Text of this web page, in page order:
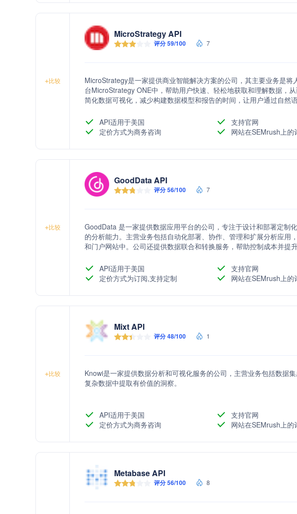
+比较
MicroStrategy API
评分 59/100 7
MicroStrategy是一家提供商业智能解决方案的公司，其主要业务是将
台MicroStrategy ONE中，帮助用户快速、轻松地获取和理解数据，
简化数据可视化，减少构建数据模型和报告的时间，让用户通过自然
API适用于美国
支持官网
定价方式为商务咨询
网站在SEMrush上的
+比较
GoodData API
评分 56/100 7
GoodData 是一家提供数据应用平台的公司，专注于设计和部署定制
的分析能力。主营业务包括自动化部署、协作、管理和扩展分析应用
和门户网站中。公司还提供数据联合和转换服务，帮助控制成本并提
API适用于美国
支持官网
定价方式为订阅,支持定制
网站在SEMrush上的
+比较
Mixt API
评分 48/100 1
Knowi是一家提供数据分析和可视化服务的公司，主营业务包括数据
复杂数据中提取有价值的洞察。
API适用于美国
支持官网
定价方式为商务咨询
网站在SEMrush上的
Metabase API
评分 56/100 8